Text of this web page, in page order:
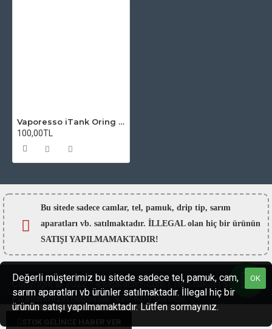
Vaporesso iTank Oring - Conta seti
100,00TL
Bu sitede sadece camlar, tel, pamuk, drip tip, sarım
aparatları vb. satılmaktadır. İLLEGAL olan hiç bir ürünün
SATIŞI YAPILMAMAKTADIR!
Copyright © 2022 - esigaracam.com | Tüm hakları saklıdır.
Fiyatlarımızın hepsinde %20 KDV dahildir.
OK
Değerli müşterimiz bu sitede sadece tel, pamuk, cam,
sarım aparatları vb ürünler satılmaktadır. İllegal hiç bir
ürünün satışı yapılmamaktadır. Lütfen sormayınız.